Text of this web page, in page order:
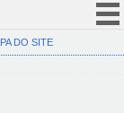
(COVID-19)
DO SITE